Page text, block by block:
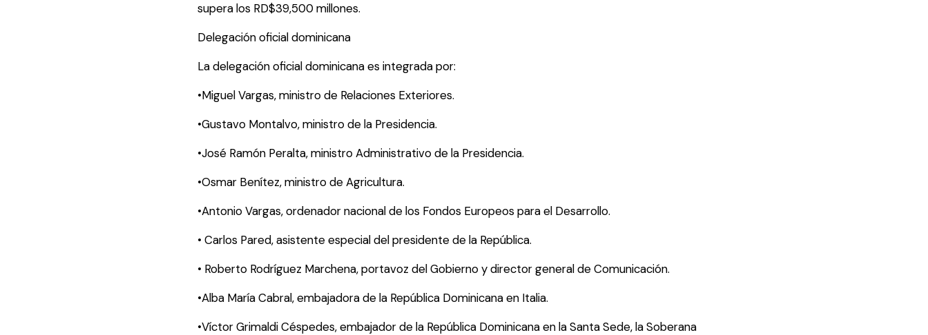
supera los RD$39,500 millones.
Delegación oficial dominicana
La delegación oficial dominicana es integrada por:
•Miguel Vargas, ministro de Relaciones Exteriores.
•Gustavo Montalvo, ministro de la Presidencia.
•José Ramón Peralta, ministro Administrativo de la Presidencia.
•Osmar Benítez, ministro de Agricultura.
•Antonio Vargas, ordenador nacional de los Fondos Europeos para el Desarrollo.
• Carlos Pared, asistente especial del presidente de la República.
• Roberto Rodríguez Marchena, portavoz del Gobierno y director general de Comunicación.
•Alba María Cabral, embajadora de la República Dominicana en Italia.
•Víctor Grimaldi Céspedes, embajador de la República Dominicana en la Santa Sede, la Soberana